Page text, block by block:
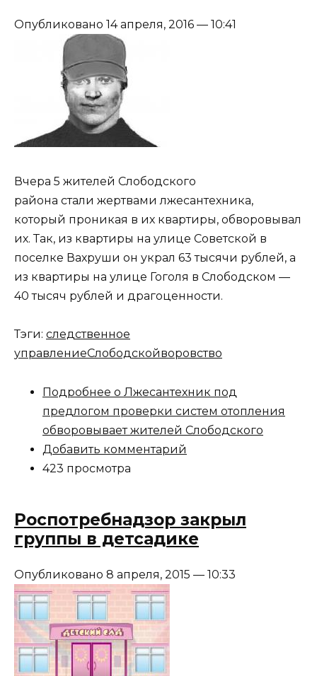
Опубликовано 14 апреля, 2016 — 10:41
Вчера 5 жителей Слободского
района стали жертвами лжесантехника,
который проникая в их квартиры, обворовывал
их. Так, из квартиры на улице Советской в
поселке Вахруши он украл 63 тысячи рублей, а
из квартиры на улице Гоголя в Слободском —
40 тысяч рублей и драгоценности.
Тэги: следственное
управлениеСлободскойворовство
Подробнее о Лжесантехник под
предлогом проверки систем отопления
обворовывает жителей Слободского
Добавить комментарий
423 просмотра
Роспотребнадзор закрыл
группы в детсадике
Опубликовано 8 апреля, 2015 — 10:33